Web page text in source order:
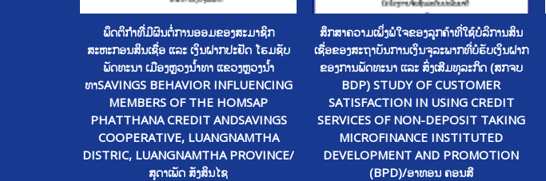
ພຶດຕິກໍາທີີ່ມີຜົນຕໍ່ການອອມຂອງສະມາຊິກ
ສະຫະກອນສິນເຊື່ອ ແລະ ເງິນຝາກປະຢັດ ໂຮມຊັບ
ພັດທະນາ ເມືອງຫຼວງນໍ້າທາ ແຂວງຫຼວງນໍ້າ
ທາSAVINGS BEHAVIOR INFLUENCING
MEMBERS OF THE HOMSAP
PHATTHANA CREDIT ANDSAVINGS
COOPERATIVE, LUANGNAMTHA
DISTRIC, LUANGNAMTHA PROVINCE/
ສຸດາເພັດ ສັງສິນໄຊ
ສຶກສາຄວາມເພິ່ງພໍໃຈຂອງລູກຄ້າທີ່ໃຊ້ບໍລິການສິນ
ເຊື່ອຂອງສະຖາບັນການເງິນຈຸລະພາກທີ່ບໍຮັບເງິນຝາກ
ຂອງການພັດທະນາ ເເລະ ສົ່ງເສີມທຸລະກິດ (ສກຈບ
BDP) STUDY OF CUSTOMER
SATISFACTION IN USING CREDIT
SERVICES OF NON-DEPOSIT TAKING
MICROFINANCE INSTITUTED
DEVELOPMENT AND PROMOTION
(BPD)/ອາທອນ ຄອນສີ